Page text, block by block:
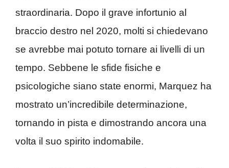
straordinaria. Dopo il grave infortunio al
braccio destro nel 2020, molti si chiedevano
se avrebbe mai potuto tornare ai livelli di un
tempo. Sebbene le sfide fisiche e
psicologiche siano state enormi, Marquez ha
mostrato un’incredibile determinazione,
tornando in pista e dimostrando ancora una
volta il suo spirito indomabile.